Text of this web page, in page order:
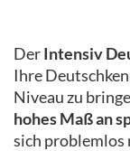
DerIntensiv
Ihre
Niveau zu
hohes Maß an
sich